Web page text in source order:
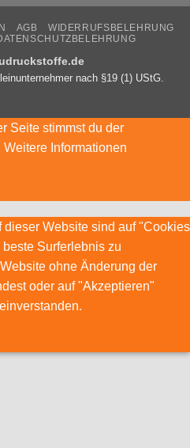
AGB
WIDERRUFSBELEHRUNG
nach §19 (1) UStG.
Seite stimmst du der
Weitere Informationen
Website sind auf "Cookies
Surferlebnis zu
ohne Änderung der
oder auf "Akzeptieren"